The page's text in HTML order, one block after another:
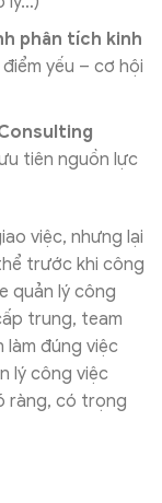
phân tích kinh
yếu – cơ hội
tiên nguồn lực
việc, nhưng lại
trước khi công
quản lý công
trung, team
làm đúng việc
lý công việc
ràng, có trọng